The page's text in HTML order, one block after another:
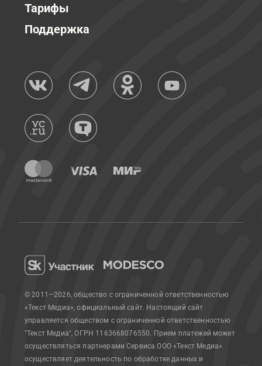
Тарифы
Поддержка
© 2011—2026, общество с ограниченной ответственностью
«Текст Медиа», официальный сайт. Настоящий сайт
управляется обществом с ограниченной ответственностью
"Текст Медиа", ОГРН 1163668076550. Прием платежей может
осуществляться партнерами Сервиса.ООО «Текст Медиа»
осуществляет деятельность по обработке данных и